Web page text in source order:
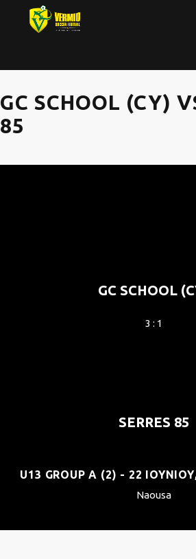
GC SCHOOL (CY)
85
GC SCHOOL
3 : 1
SERRES 85
U13 GROUP A (2) - 22
Naousa